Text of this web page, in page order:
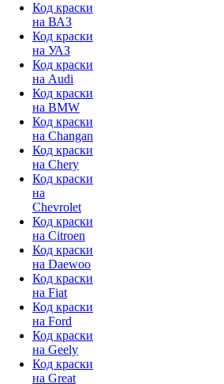
Код краски
на ВАЗ
Код краски
на УАЗ
Код краски
на Audi
Код краски
на BMW
Код краски
на Changan
Код краски
на Chery
Код краски
на
Chevrolet
Код краски
на Citroen
Код краски
на Daewoo
Код краски
на Fiat
Код краски
на Ford
Код краски
на Geely
Код краски
на Great